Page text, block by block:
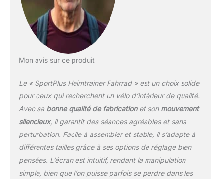
selle confort extra souple
assure le confort, tandis
que les pédales
antidérapantes avec
pendant l'entraînement. Tu
pleinement sur ton
entraînement et réaliser
des performances
maximales. KINOMAP x
SPORTPLUS
L'ordinateur
d'entraînement compatible
avec les applications rend
Mon avis sur ce produit
Le « SportPlus Heimtrainer Fahrrad » est un choix solide
pour ceux qui recherchent un vélo d’intérieur de qualité.
Avec sa bonne qualité de fabricationet son mouvement
silencieux, il garantit des séances agréables et sans
perturbation. Facile à assembler et stable, il s’adapte à
différentes tailles grâce à ses options de réglage bien
pensées. L’écran est intuitif, rendant la manipulation
simple, bien que l’on puisse parfois se perdre dans les